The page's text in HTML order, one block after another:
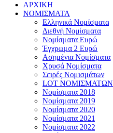
ΑΡΧΙΚΗ
ΝΟΜΙΣΜΑΤΑ
Ελληνικά Νομίσματα
Διεθνή Νομίσματα
Νομίσματα Ευρώ
Έγχρωμα 2 Ευρώ
Ασημένια Νομίσματα
Χρυσά Νομίσματα
Σειρές Νομισμάτων
LOT ΝΟΜΙΣΜΑΤΩΝ
Νομίσματα 2018
Νομίσματα 2019
Νομίσματα 2020
Νομίσματα 2021
Νομίσματα 2022